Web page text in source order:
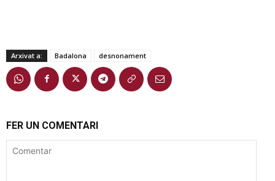
Arxivat a: Badalona desnonament
FER UN COMENTARI